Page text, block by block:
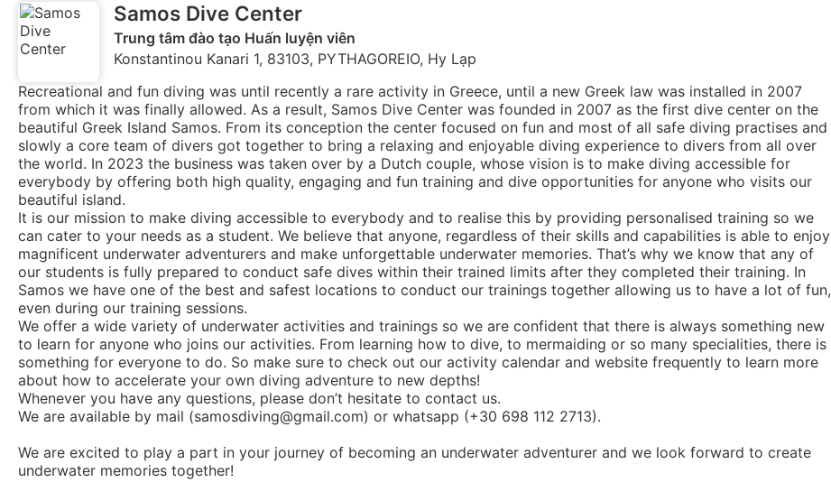
Samos Dive Center
Trung tâm đào tạo Huấn luyện viên
Konstantinou Kanari 1, 83103, PYTHAGOREIO, Hy Lạp
Recreational and fun diving was until recently a rare activity in Greece, until a new Greek law was installed in 2007
from which it was finally allowed. As a result, Samos Dive Center was founded in 2007 as the first dive center on the
beautiful Greek Island Samos. From its conception the center focused on fun and most of all safe diving practises and
slowly a core team of divers got together to bring a relaxing and enjoyable diving experience to divers from all over
the world. In 2023 the business was taken over by a Dutch couple, whose vision is to make diving accessible for
everybody by offering both high quality, engaging and fun training and dive opportunities for anyone who visits our
beautiful island.
It is our mission to make diving accessible to everybody and to realise this by providing personalised training so we
can cater to your needs as a student. We believe that anyone, regardless of their skills and capabilities is able to enjoy
magnificent underwater adventurers and make unforgettable underwater memories. That’s why we know that any of
our students is fully prepared to conduct safe dives within their trained limits after they completed their training. In
Samos we have one of the best and safest locations to conduct our trainings together allowing us to have a lot of fun,
even during our training sessions.
We offer a wide variety of underwater activities and trainings so we are confident that there is always something new
to learn for anyone who joins our activities. From learning how to dive, to mermaiding or so many specialities, there is
something for everyone to do. So make sure to check out our activity calendar and website frequently to learn more
about how to accelerate your own diving adventure to new depths!
Whenever you have any questions, please don’t hesitate to contact us.
We are available by mail (samosdiving@gmail.com) or whatsapp (+30 698 112 2713).
We are excited to play a part in your journey of becoming an underwater adventurer and we look forward to create
underwater memories together!